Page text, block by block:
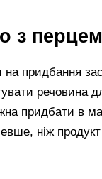
з перцем
придбання
речовина
придбати в
ніж продукт